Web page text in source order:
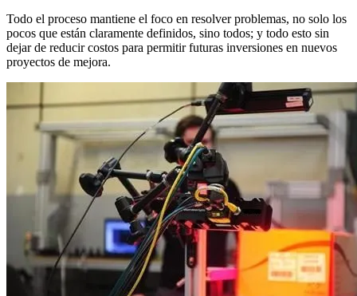
Todo el proceso mantiene el foco en resolver problemas, no solo los
pocos que están claramente definidos, sino todos; y todo esto sin
dejar de reducir costos para permitir futuras inversiones en nuevos
proyectos de mejora.